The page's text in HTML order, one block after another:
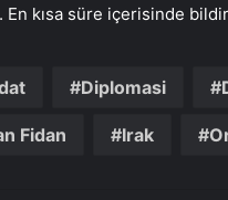
kısa süre içerisinde
Diplomasi
Fidan Irak